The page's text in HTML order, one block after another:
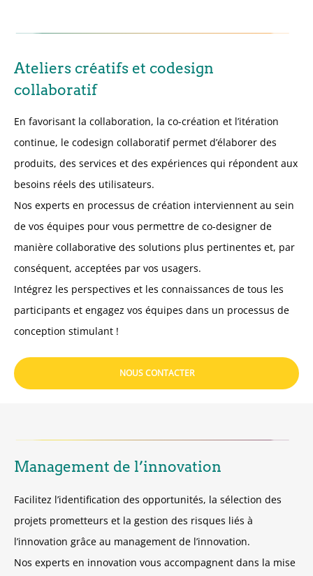
Ateliers créatifs et codesign
collaboratif
En favorisant la collaboration, la co-création et l’itération
continue, le codesign collaboratif permet d’élaborer des
produits, des services et des expériences qui répondent aux
besoins réels des utilisateurs.
Nos experts en processus de création interviennent au sein
de vos équipes pour vous permettre de co-designer de
manière collaborative des solutions plus pertinentes et, par
conséquent, acceptées par vos usagers.
Intégrez les perspectives et les connaissances de tous les
participants et engagez vos équipes dans un processus de
conception stimulant !
NOUS CONTACTER
Management de l’innovation
Facilitez l’identification des opportunités, la sélection des
projets prometteurs et la gestion des risques liés à
l’innovation grâce au management de l’innovation.
Nos experts en innovation vous accompagnent dans la mise